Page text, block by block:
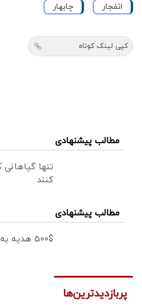
انفجار چابهار
کپی لینک کوتاه
مطالب پیشنهادی
تنها
کنند
مطالب پیشنهادی
500$ هدیه به کاربران جدید،ثبت نام کن
پربازدیدترین‌ها